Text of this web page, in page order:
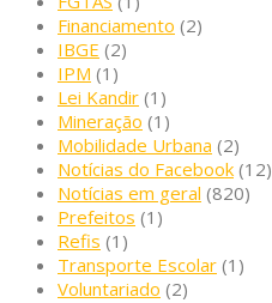
Financiamento (2)
IBGE (2)
IPM (1)
Lei Kandir (1)
Mineração (1)
Mobilidade Urbana (2)
Notícias do Facebook (12)
Notícias em geral (820)
Prefeitos (1)
Refis (1)
Transporte Escolar (1)
Voluntariado (2)